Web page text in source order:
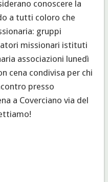
conoscere la
a tutti coloro che
gruppi
missionari istituti
associazioni lunedì
cena condivisa per chi
presso
a Coverciano via del